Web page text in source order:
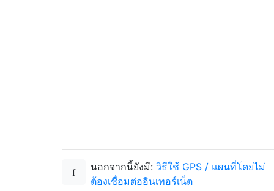
นอกจากนี้ยังมี: วิธีใช้ GPS / แผนที่โดยไม่
ต้องเชื่อมต่ออินเทอร์เน็ต